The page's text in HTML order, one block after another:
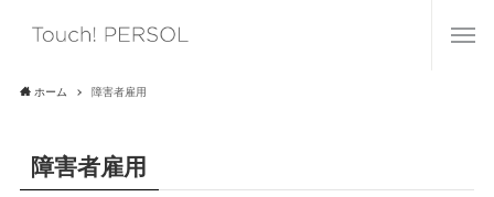
ホーム 障害者雇用
障害者雇用